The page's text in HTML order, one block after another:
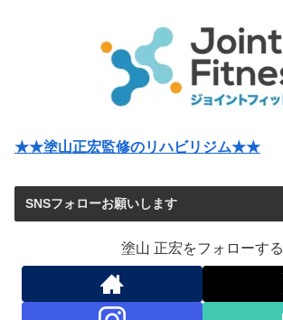
★★塗山正宏監修のリハビリジム★★
SNSフォローお願いします
塗山 正宏をフォローする